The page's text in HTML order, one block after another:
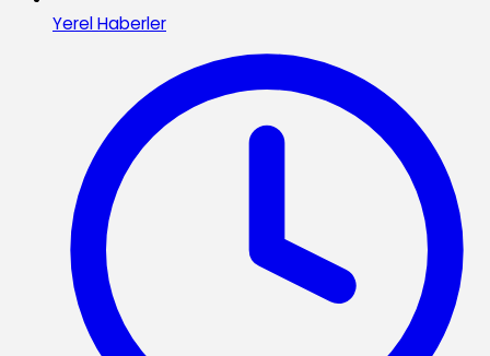
Yerel Haberler